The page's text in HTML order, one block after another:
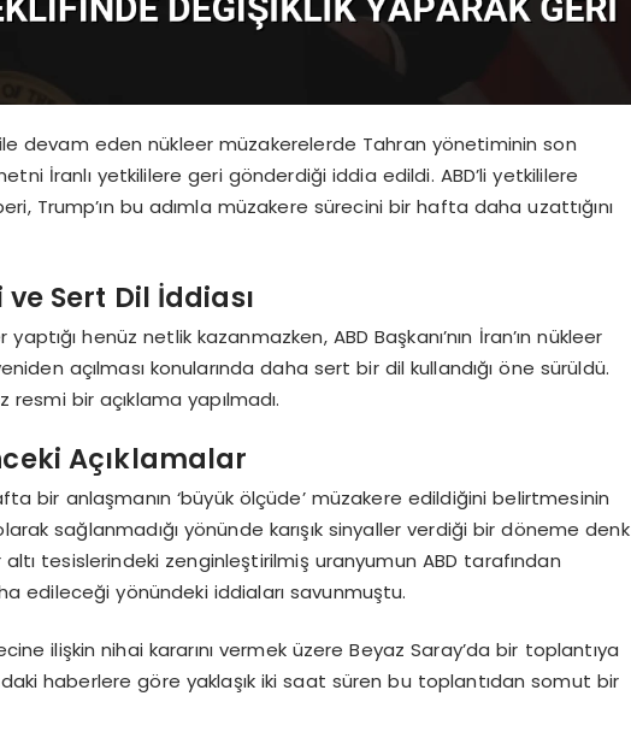
ile devam eden nükleer müzakerelerde Tahran yönetiminin son
İranlı yetkililere geri gönderdiği iddia edildi. ABD’li yetkililere
Trump’ın bu adımla müzakere sürecini bir hafta daha uzattığını
Sert Dil İddiası
henüz netlik kazanmazken, ABD Başkanı’nın İran’ın nükleer
açılması konularında daha sert bir dil kullandığı öne sürüldü.
resmi bir açıklama yapılmadı.
Açıklamalar
bir anlaşmanın ‘büyük ölçüde’ müzakere edildiğini belirtmesinin
sağlanmadığı yönünde karışık sinyaller verdiği bir döneme denk
tesislerindeki zenginleştirilmiş uranyumun ABD tarafından
edileceği yönündeki iddiaları savunmuştu.
ilişkin nihai kararını vermek üzere Beyaz Saray’da bir toplantıya
haberlere göre yaklaşık iki saat süren bu toplantıdan somut bir